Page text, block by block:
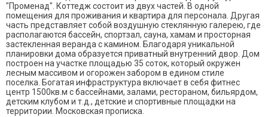
"Променад". Коттедж состоит из двух частей. В одной
помещения для проживания и квартира для персонала. Другая
часть представляет собой воздушную стеклянную галерею, где
располагаются бассейн, спортзал, сауна, хамам и просторная
застекленная веранда с камином. Благодаря уникальной
планировки дома образуется приватный внутренний двор. Дом
построен на участке площадью 35 соток, который окружен
лесным массивом и огорожен забором в едином стиле
поселка. Богатая инфраструктура включает в себя фитнес
центр 1500кв.м с бассейнами, залами, рестораном, бильярдом,
детским клубом и т.д., детские и спортивные площадки на
территории. Московская прописка.